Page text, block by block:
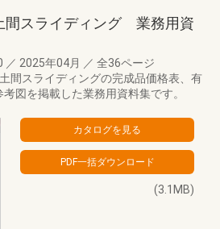
スライディング 業務用資
／ 2025年04月 ／ 全36ページ
間スライディングの完成品価格表、有
図を掲載した業務用資料集です。
(3.1MB)